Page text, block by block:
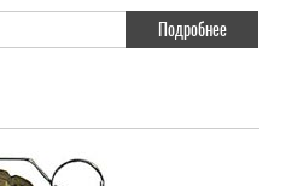
Подробнее